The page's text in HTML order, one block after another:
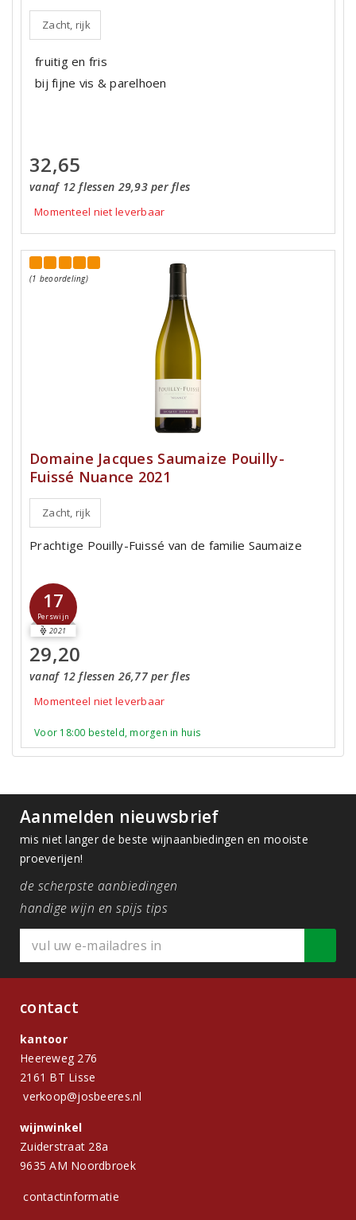
Zacht, rijk
fruitig en fris
bij fijne vis & parelhoen
32,65
vanaf 12 flessen 29,93 per fles
Momenteel niet leverbaar
(1 beoordeling)
Domaine Jacques Saumaize Pouilly-
Fuissé Nuance 2021
Zacht, rijk
Prachtige Pouilly-Fuissé van de familie Saumaize
17
Perswijn
2021
29,20
vanaf 12 flessen 26,77 per fles
Momenteel niet leverbaar
Voor 18:00 besteld, morgen in huis
Aanmelden nieuwsbrief
mis niet langer de beste wijnaanbiedingen en mooiste
proeverijen!
de scherpste aanbiedingen
handige wijn en spijs tips
contact
kantoor
Heereweg 276
2161 BT Lisse
verkoop@josbeeres.nl
wijnwinkel
Zuiderstraat 28a
9635 AM Noordbroek
contactinformatie